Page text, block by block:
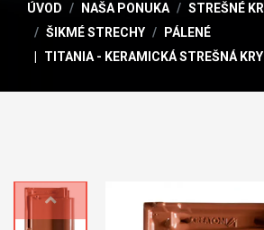
ÚVOD NAŠA PONUKA
STREŠNÉ
ŠIKMÉ STRECHY
PÁLENÉ
TITANIA - KERAMICKÁ STREŠNÁ